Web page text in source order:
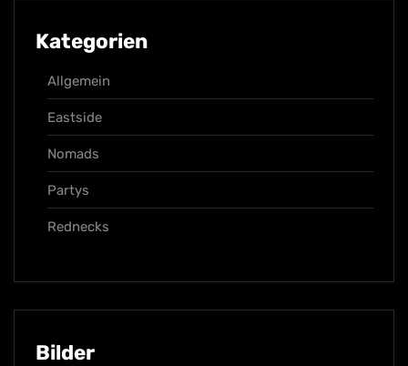
Kategorien
Allgemein
Eastside
Nomads
Partys
Rednecks
Bilder